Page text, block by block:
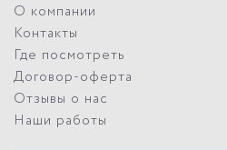
О компании
Контакты
Где посмотреть
Договор-оферта
Отзывы о нас
Наши работы